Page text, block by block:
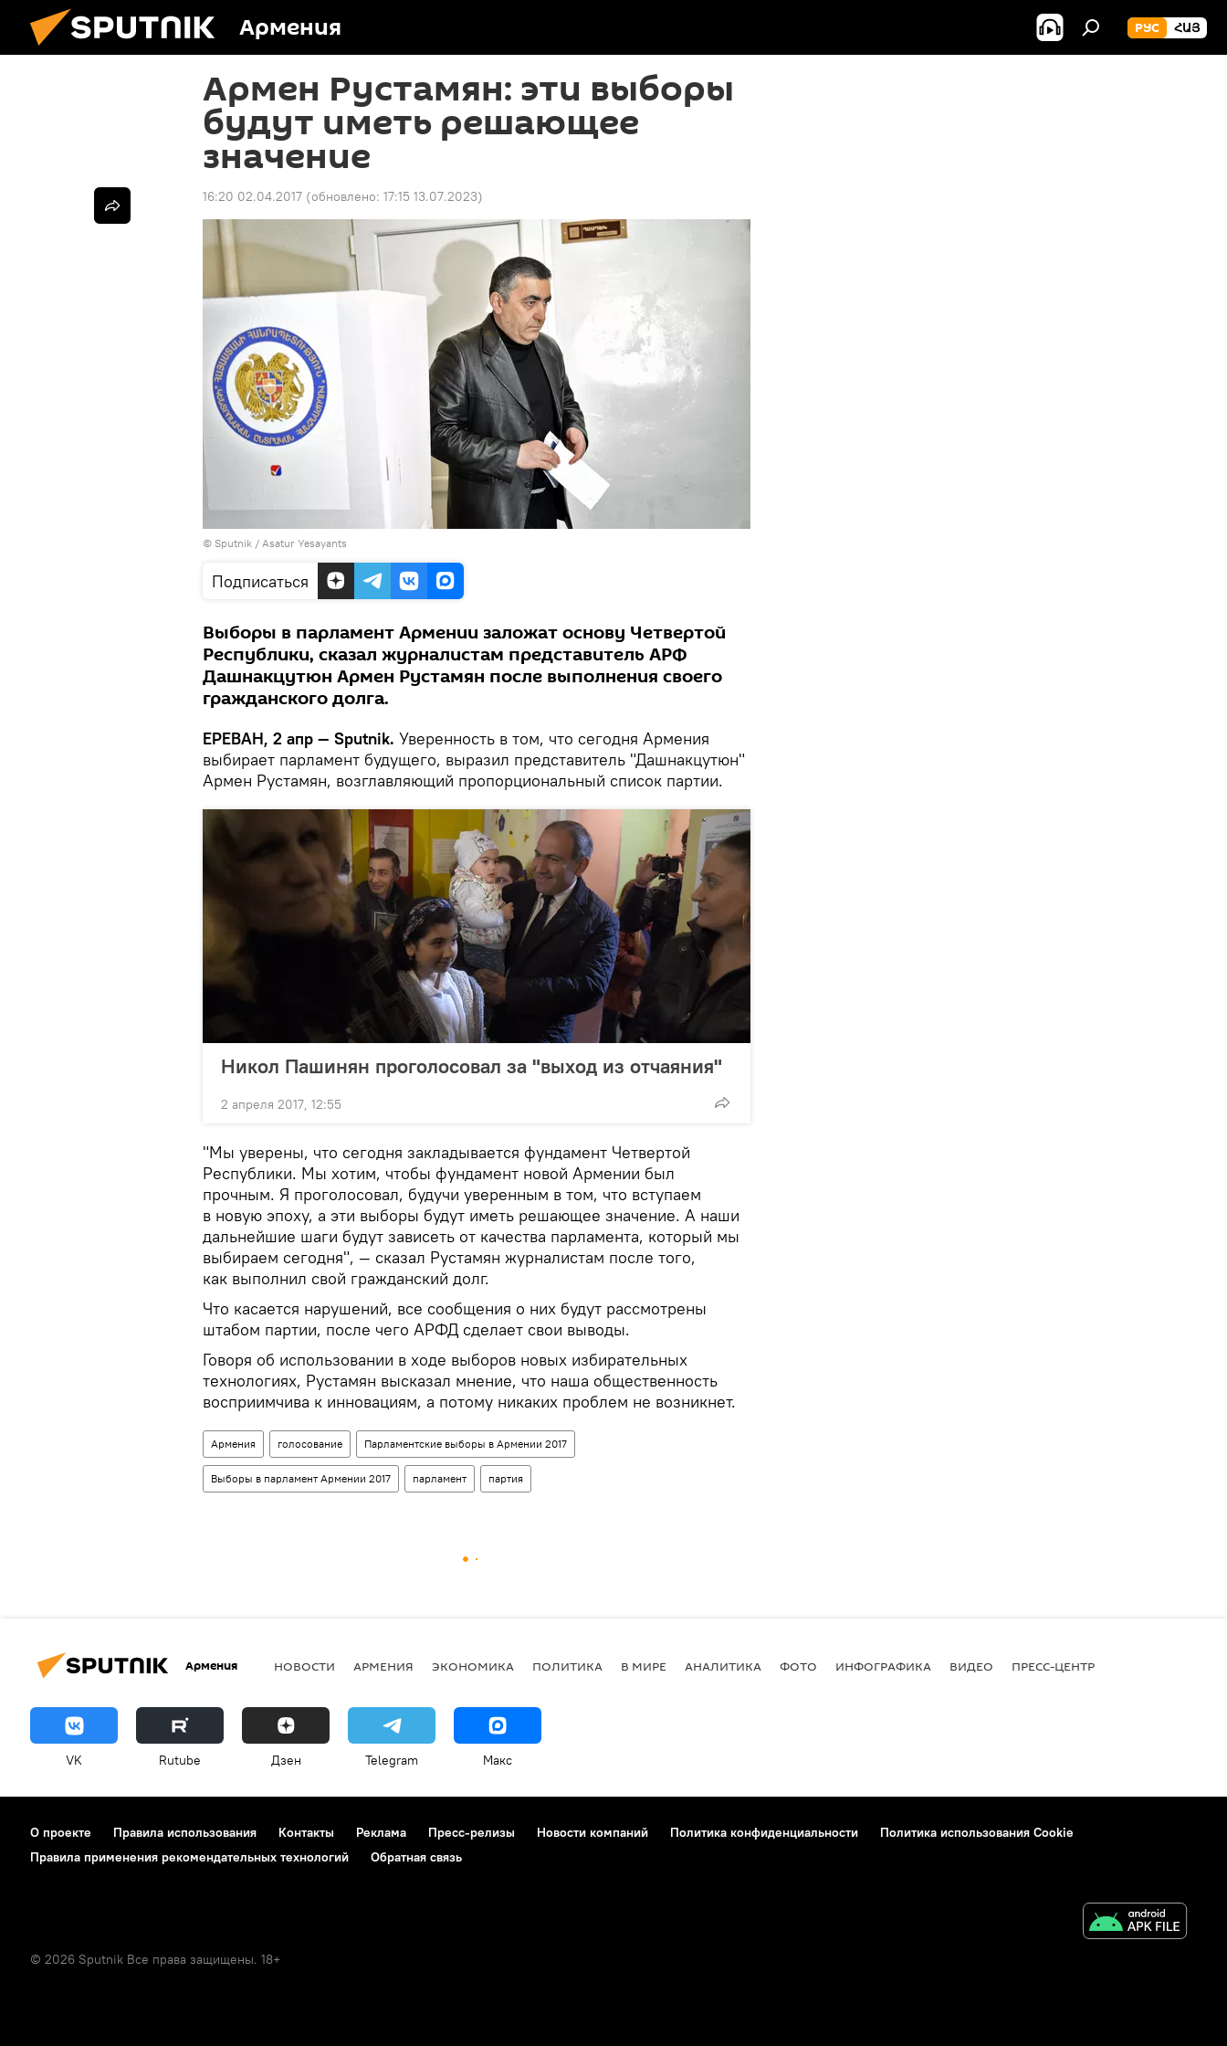
Армения РУС ՀԱՅ
Армен Рустамян: эти выборы
будут иметь решающее
значение
16:20 02.04.2017 (обновлено: 17:15 13.07.2023)
© Sputnik / Asatur Yesayants
Подписаться
Выборы в парламент Армении заложат основу Четвертой
Республики, сказал журналистам представитель АРФ
Дашнакцутюн Армен Рустамян после выполнения своего
гражданского долга.
ЕРЕВАН, 2 апр — Sputnik. Уверенность в том, что сегодня Армения
выбирает парламент будущего, выразил представитель "Дашнакцутюн"
Армен Рустамян, возглавляющий пропорциональный список партии.
Никол Пашинян проголосовал за "выход из отчаяния"
2 апреля 2017, 12:55
"Мы уверены, что сегодня закладывается фундамент Четвертой
Республики. Мы хотим, чтобы фундамент новой Армении был
прочным. Я проголосовал, будучи уверенным в том, что вступаем
в новую эпоху, а эти выборы будут иметь решающее значение. А наши
дальнейшие шаги будут зависеть от качества парламента, который мы
выбираем сегодня", — сказал Рустамян журналистам после того,
как выполнил свой гражданский долг.
Что касается нарушений, все сообщения о них будут рассмотрены
штабом партии, после чего АРФД сделает свои выводы.
Говоря об использовании в ходе выборов новых избирательных
технологиях, Рустамян высказал мнение, что наша общественность
восприимчива к инновациям, а потому никаких проблем не возникнет.
Армения голосование Парламентские выборы в Армении 2017
Выборы в парламент Армении 2017 парламент партия
Армения НОВОСТИ АРМЕНИЯ ЭКОНОМИКА ПОЛИТИКА В МИРЕ АНАЛИТИКА ФОТО ИНФОГРАФИКА ВИДЕО ПРЕСС-ЦЕНТР
VK Rutube Дзен Telegram Макс
О проекте Правила использования Контакты Реклама Пресс-релизы Новости компаний Политика конфиденциальности
Политика использования Cookie
Правила применения рекомендательных технологий
Обратная связь
© 2026 Sputnik Все права защищены. 18+